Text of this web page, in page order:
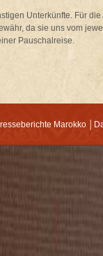
Unterkünfte. Für
da sie uns vom
Pauschalreise.
Marokko